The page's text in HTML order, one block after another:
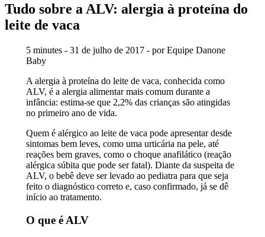
Tudo sobre a ALV: alergia à proteína do
leite de vaca
5 minutes - 31 de julho de 2017 - por Equipe Danone
Baby
A alergia à proteína do leite de vaca, conhecida como
ALV, é a alergia alimentar mais comum durante a
infância: estima-se que 2,2% das crianças são atingidas
no primeiro ano de vida.
Quem é alérgico ao leite de vaca pode apresentar desde
sintomas bem leves, como uma urticária na pele, até
reações bem graves, como o choque anafilático (reação
alérgica súbita que pode ser fatal). Diante da suspeita de
ALV, o bebê deve ser levado ao pediatra para que seja
feito o diagnóstico correto e, caso confirmado, já se dê
início ao tratamento.
O que é ALV